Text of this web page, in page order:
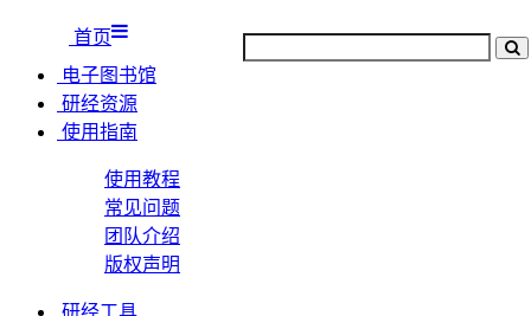
首页
电子图书馆
研经资源
使用指南
使用教程
常见问题
团队介绍
版权声明
研经工具